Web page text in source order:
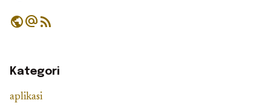
publicalternate_emailrss_feed
Kategori
aplikasi